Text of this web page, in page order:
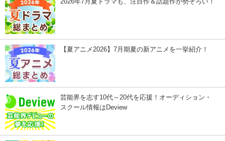
【夏アニメ2026】7月期夏の新アニメを一挙紹介！
芸能界を志す10代～20代を応援！オーディション・
スクール情報はDeview